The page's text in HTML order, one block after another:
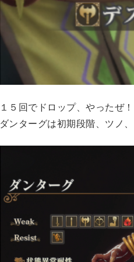
１５回でドロップ、やったぜ！
ダンターグは初期段階、ツノ